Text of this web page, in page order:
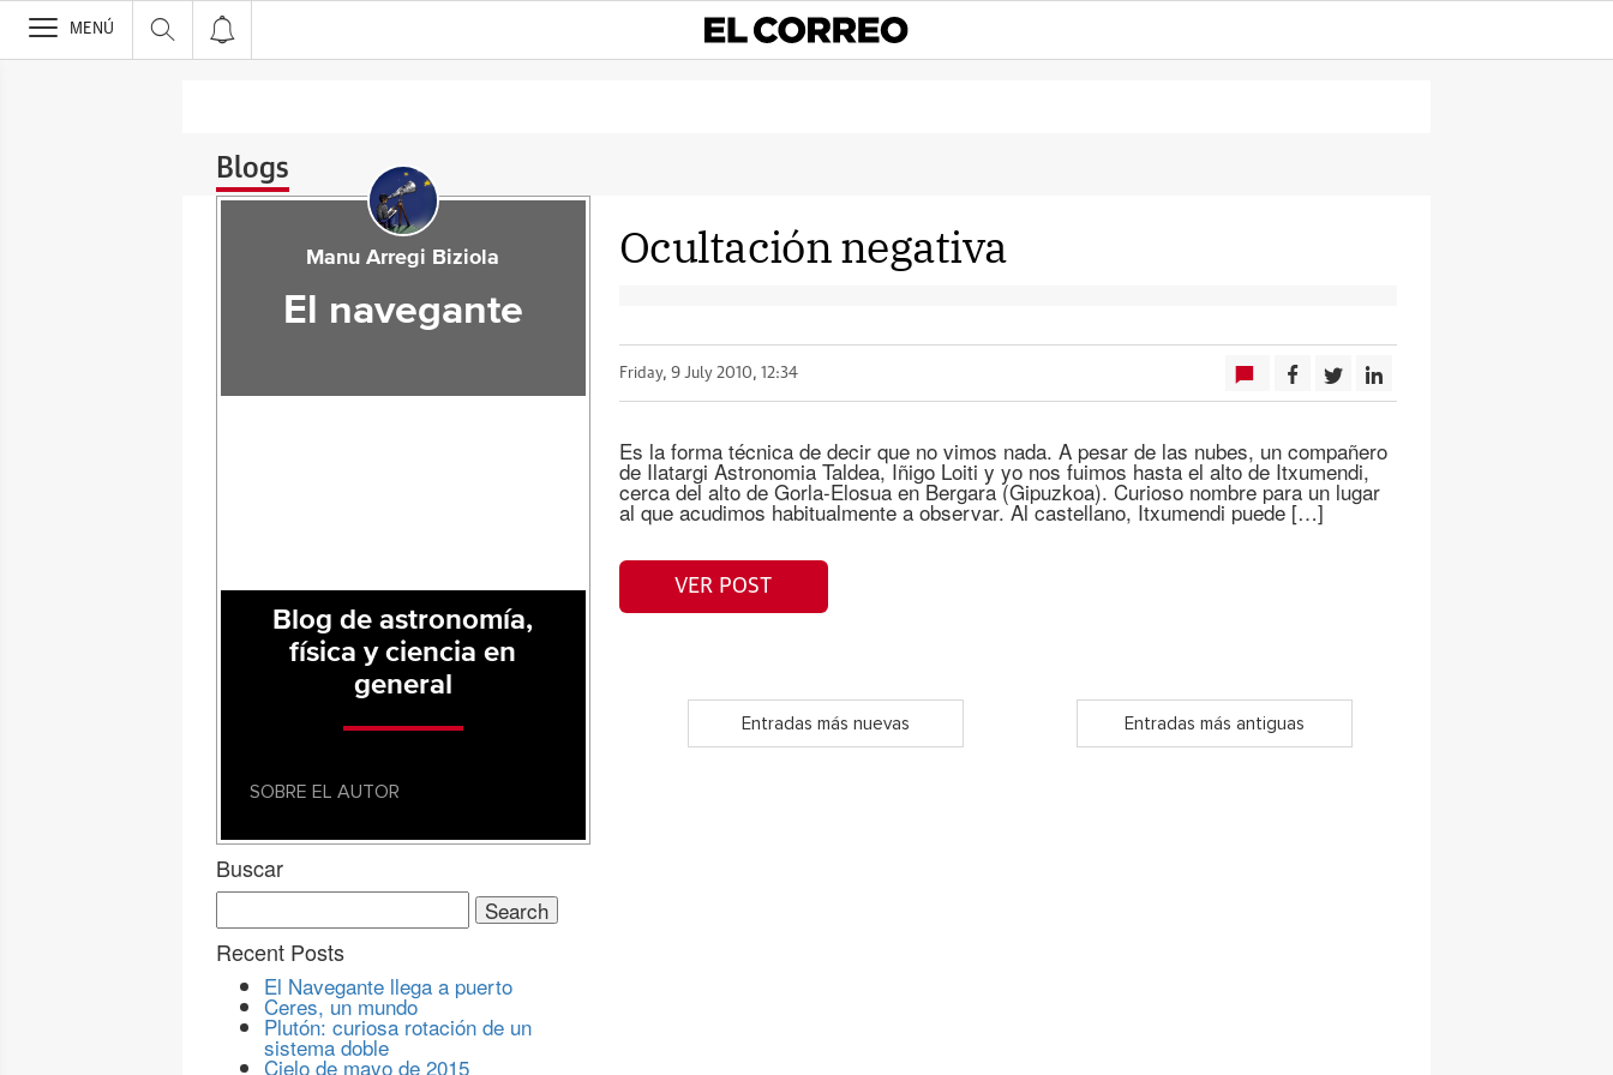
>
MENÚ
Blogs
Ocultación negativa
Friday, 9 July 2010, 12:34
Es la forma técnica de decir que no vimos nada. A pesar de las nubes, un compañero
de Ilatargi Astronomia Taldea, Iñigo Loiti y yo nos fuimos hasta el alto de Itxumendi,
cerca del alto de Gorla-Elosua en Bergara (Gipuzkoa). Curioso nombre para un lugar
al que acudimos habitualmente a observar. Al castellano, Itxumendi puede […]
VER POST
Entradas más nuevas Entradas más antiguas
Manu Arregi Biziola
El navegante
Blog de astronomía,
física y ciencia en
general
SOBRE EL AUTOR
Buscar
Search
for:
Recent Posts
El Navegante llega a puerto
Ceres, un mundo
Plutón: curiosa rotación de un
sistema doble
Cielo de mayo de 2015